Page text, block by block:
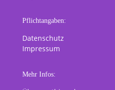
Pflichtangaben:
Datenschutz
Impressum
Mehr Infos: